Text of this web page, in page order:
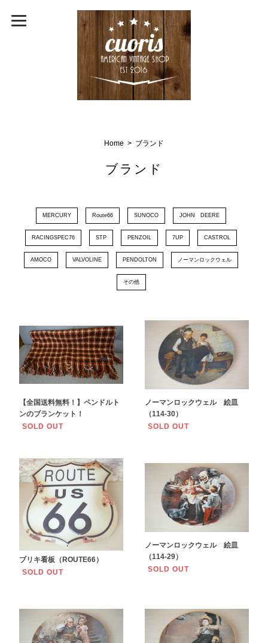
Home ブランド
ブランド
MERCURY Route66 SUNOCO JOHN DEERE
RACINGSPEC76 STP PENZOIL 7UP CASTROL
AMOCO VALVOLINE PENDOLTON ノーマンロックウェル
その他
【全国送料無料！】ペンドルト
ンのブランケット！
SOLD OUT
ノーマンロックウェル 絵皿
（114-30）
SOLD OUT
ブリキ看板（ROUTE66）
SOLD OUT
ノーマンロックウェル 絵皿
（114-29）
SOLD OUT